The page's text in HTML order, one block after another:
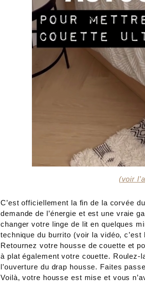
(voir
C’est officiellement la fin de la corvée
demande de l’énergie et est une vraie
changer votre linge de lit en quelques
technique du burrito (voir la vidéo,
Retournez votre housse de couette et
à plat également votre couette. Roulez-
l’ouverture du drap housse. Faites
Voilà, votre housse est mise et vous